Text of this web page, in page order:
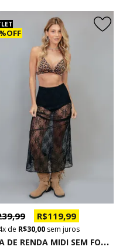
OFF
S
AIA DE RENDA MIDI SEM FORRO PRETO
R$ 119,99
de R$ 30,00sem juros